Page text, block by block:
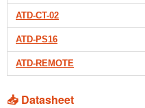
ATD-CT-02
ATD-PS16
ATD-REMOTE
📥 Datasheet